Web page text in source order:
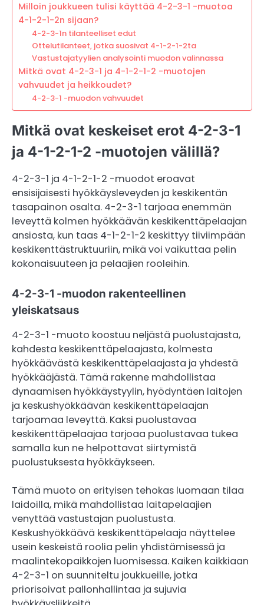
Milloin joukkueen tulisi käyttää 4-2-3-1 -muotoa
4-1-2-1-2n sijaan?
4-2-3-1n tilanteelliset edut
Ottelutilanteet, jotka suosivat 4-1-2-1-2ta
Vastustajatyylien analysointi muodon valinnassa
Mitkä ovat 4-2-3-1 ja 4-1-2-1-2 -muotojen
vahvuudet ja heikkoudet?
4-2-3-1 -muodon vahvuudet
Mitkä ovat keskeiset erot 4-2-3-1
ja 4-1-2-1-2 -muotojen välillä?
4-2-3-1 ja 4-1-2-1-2 -muodot eroavat
ensisijaisesti hyökkäysleveyden ja keskikentän
tasapainon osalta. 4-2-3-1 tarjoaa enemmän
leveyttä kolmen hyökkäävän keskikenttäpelaajan
ansiosta, kun taas 4-1-2-1-2 keskittyy tiiviimpään
keskikenttästruktuuriin, mikä voi vaikuttaa pelin
kokonaisuuteen ja pelaajien rooleihin.
4-2-3-1 -muodon rakenteellinen
yleiskatsaus
4-2-3-1 -muoto koostuu neljästä puolustajasta,
kahdesta keskikenttäpelaajasta, kolmesta
hyökkäävästä keskikenttäpelaajasta ja yhdestä
hyökkääjästä. Tämä rakenne mahdollistaa
dynaamisen hyökkäystyylin, hyödyntäen laitojen
ja keskushyökkäävän keskikenttäpelaajan
tarjoamaa leveyttä. Kaksi puolustavaa
keskikenttäpelaajaa tarjoaa puolustavaa tukea
samalla kun ne helpottavat siirtymistä
puolustuksesta hyökkäykseen.
Tämä muoto on erityisen tehokas luomaan tilaa
laidoilla, mikä mahdollistaa laitapelaajien
venyttää vastustajan puolustusta.
Keskushyökkäävä keskikenttäpelaaja näyttelee
usein keskeistä roolia pelin yhdistämisessä ja
maalintekopaikkojen luomisessa. Kaiken kaikkiaan
4-2-3-1 on suunniteltu joukkueille, jotka
priorisoivat pallonhallintaa ja sujuvia